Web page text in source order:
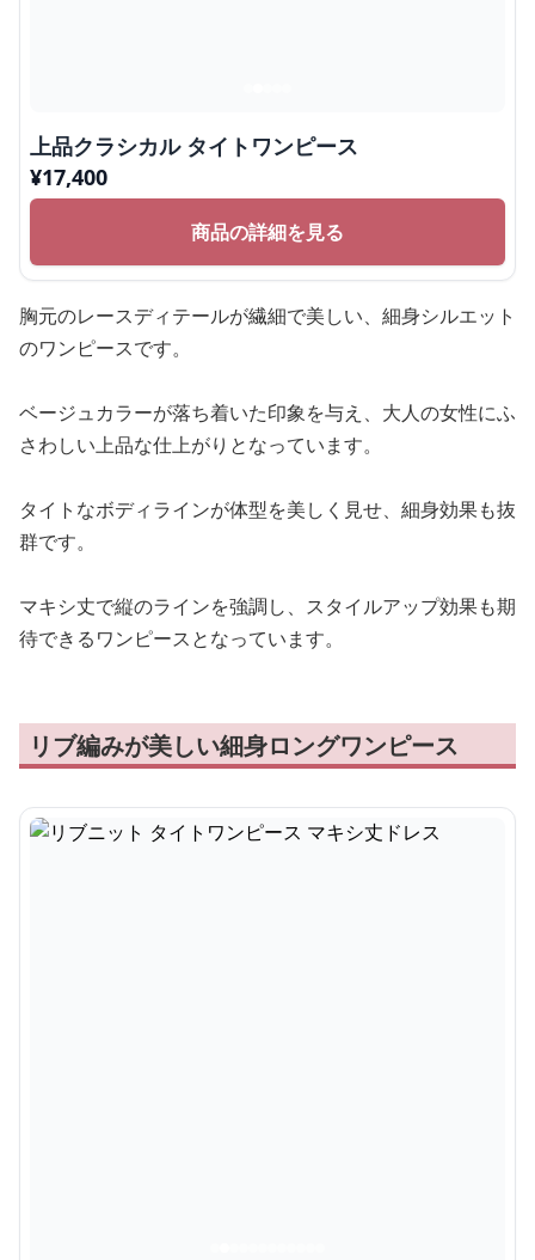
上品クラシカル タイトワンピース
¥17,400
商品の詳細を見る
胸元のレースディテールが繊細で美しい、細身シルエット
のワンピースです。
ベージュカラーが落ち着いた印象を与え、大人の女性にふ
さわしい上品な仕上がりとなっています。
タイトなボディラインが体型を美しく見せ、細身効果も抜
群です。
マキシ丈で縦のラインを強調し、スタイルアップ効果も期
待できるワンピースとなっています。
リブ編みが美しい細身ロングワンピース